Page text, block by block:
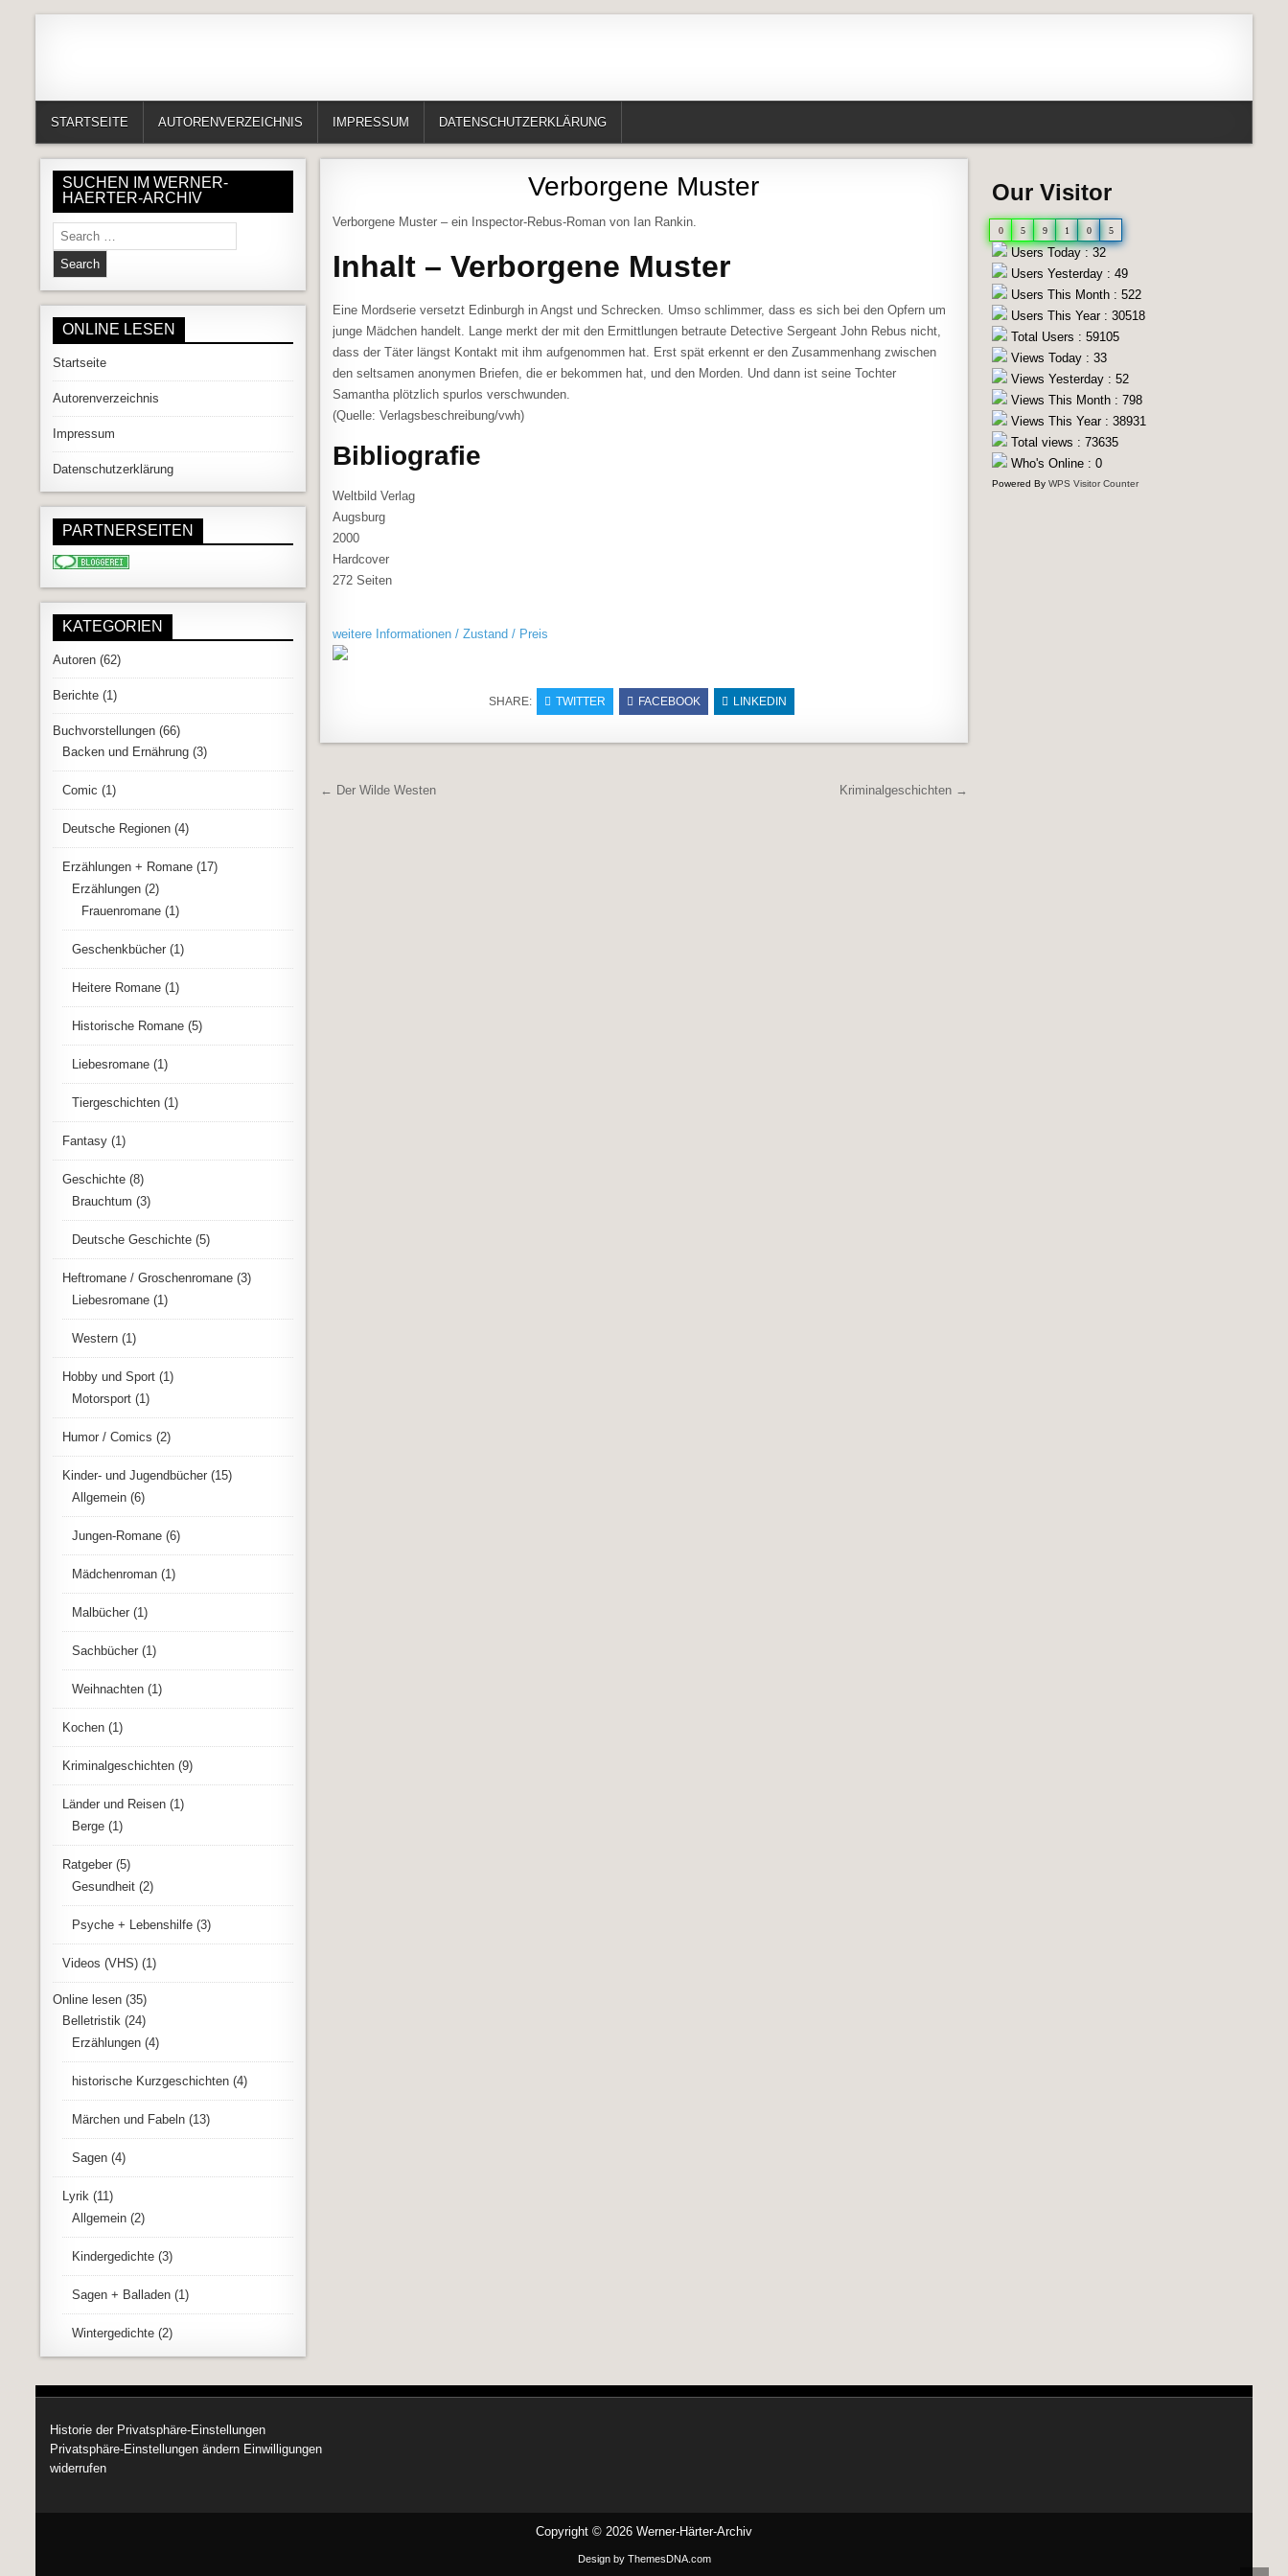
STARTSEITE AUTORENVERZEICHNIS IMPRESSUM DATENSCHUTZERKLÄRUNG
Verborgene Muster
Verborgene Muster – ein Inspector-Rebus-Roman von Ian Rankin.
Inhalt – Verborgene Muster
Eine Mordserie versetzt Edinburgh in Angst und Schrecken. Umso schlimmer, dass es sich bei den Opfern um
junge Mädchen handelt. Lange merkt der mit den Ermittlungen betraute Detective Sergeant John Rebus nicht,
dass der Täter längst Kontakt mit ihm aufgenommen hat. Erst spät erkennt er den Zusammenhang zwischen
den seltsamen anonymen Briefen, die er bekommen hat, und den Morden. Und dann ist seine Tochter
Samantha plötzlich spurlos verschwunden.
(Quelle: Verlagsbeschreibung/vwh)
Bibliografie
Weltbild Verlag
Augsburg
2000
Hardcover
272 Seiten
weitere Informationen / Zustand / Preis
SHARE: TWITTER FACEBOOK LINKEDIN
Beitragsnavigation Kriminalgeschichten →
← Der Wilde Westen
SUCHEN IM WERNER-
HAERTER-ARCHIV
Search for:
ONLINE LESEN
Startseite
Autorenverzeichnis
Impressum
Datenschutzerklärung
PARTNERSEITEN
KATEGORIEN
Autoren (62)
Berichte (1)
Buchvorstellungen (66)
Backen und Ernährung (3)
Comic (1)
Deutsche Regionen (4)
Erzählungen + Romane (17)
Erzählungen (2)
Frauenromane (1)
Geschenkbücher (1)
Heitere Romane (1)
Historische Romane (5)
Liebesromane (1)
Tiergeschichten (1)
Fantasy (1)
Geschichte (8)
Brauchtum (3)
Deutsche Geschichte (5)
Heftromane / Groschenromane (3)
Liebesromane (1)
Western (1)
Hobby und Sport (1)
Motorsport (1)
Humor / Comics (2)
Kinder- und Jugendbücher (15)
Allgemein (6)
Jungen-Romane (6)
Mädchenroman (1)
Malbücher (1)
Sachbücher (1)
Weihnachten (1)
Kochen (1)
Kriminalgeschichten (9)
Länder und Reisen (1)
Berge (1)
Ratgeber (5)
Gesundheit (2)
Psyche + Lebenshilfe (3)
Videos (VHS) (1)
Online lesen (35)
Belletristik (24)
Erzählungen (4)
historische Kurzgeschichten (4)
Märchen und Fabeln (13)
Sagen (4)
Lyrik (11)
Allgemein (2)
Kindergedichte (3)
Sagen + Balladen (1)
Wintergedichte (2)
Our Visitor
0 5 9 1 0 5
Users Today : 32
Users Yesterday : 49
Users This Month : 522
Users This Year : 30518
Total Users : 59105
Views Today : 33
Views Yesterday : 52
Views This Month : 798
Views This Year : 38931
Total views : 73635
Who's Online : 0
Powered By WPS Visitor Counter
Historie der Privatsphäre-Einstellungen
Privatsphäre-Einstellungen ändern Einwilligungen
widerrufen
Copyright © 2026 Werner-Härter-Archiv
Design by ThemesDNA.com